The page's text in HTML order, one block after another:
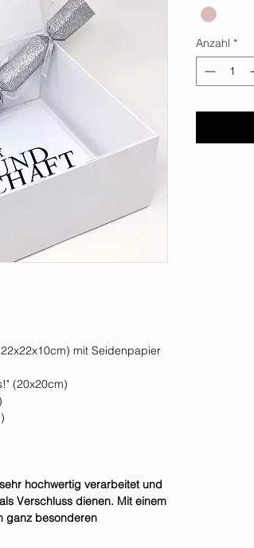
mit Seidenpapier
(20x20cm)
hochwertig verarbeitet und
Verschluss dienen. Mit einem
ganz besonderen
Anzahl *